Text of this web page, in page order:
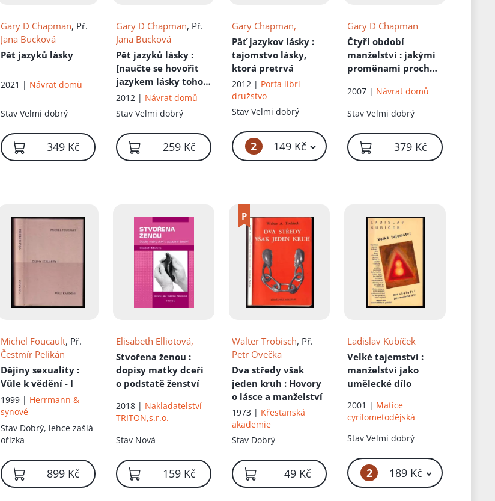
Gary D Chapman, Př.
Jana Bucková
Pět jazyků lásky
2021 | Návrat domů
Stav Velmi dobrý
349 Kč
Gary D Chapman, Př.
Jana Bucková
Pět jazyků lásky :
[naučte se hovořit
jazykem lásky toho
druhého]
2012 | Návrat domů
StavVelmi dobrý
259 Kč
Gary Chapman,
Päť jazykov lásky :
tajomstvo lásky,
ktorá pretrvá
2012 | Porta libri
družstvo
Stav Velmi dobrý
2 149 Kč
Gary D Chapman
Čtyři období
manželství : jakými
proměnami prochází
můžeme ovlivnit
2007 | Návrat domů
StavVelmi dobrý
379 Kč
Michel Foucault, Př.
Čestmír Pelikán
Dějiny sexuality :
Vůle k vědění - I
1999 | Herrmann &
synové
Stav Dobrý, lehce zašlá
ořízka
899 Kč
Elisabeth Elliotová,
Stvořena ženou :
dopisy matky dceři
o podstatě ženství
2018 | Nakladatelství
TRITON,s.r.o.
Stav Nová
159 Kč
Walter Trobisch, Př.
Petr Ovečka
Dva středy však
jeden kruh : Hovory
o lásce a manželství
1973 | Křesťanská
akademie
Stav Dobrý
49 Kč
Ladislav Kubíček
Velké tajemství :
manželství jako
umělecké dílo
2001 | Matice
cyrilometodějská
StavVelmi dobrý
2 189 Kč